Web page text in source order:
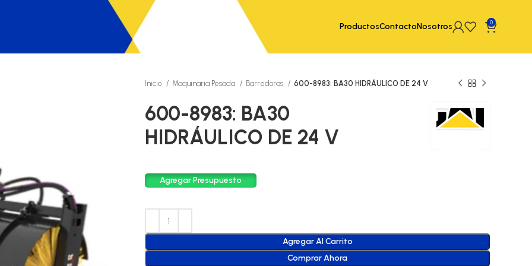
ProductosContactoNosotros 0
Inicio Maquinaria Pesada Barredoras 600-8983: BA30 HIDRÁULICO DE 24 V
600-8983: BA30
HIDRÁULICO DE 24 V
Agregar Presupuesto
Agregar Al Carrito
Comprar Ahora